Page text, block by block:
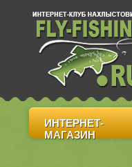
ИНТЕРНЕТ-
МАГАЗИН